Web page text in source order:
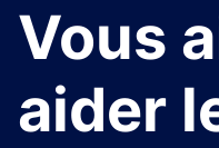
Vous
aider